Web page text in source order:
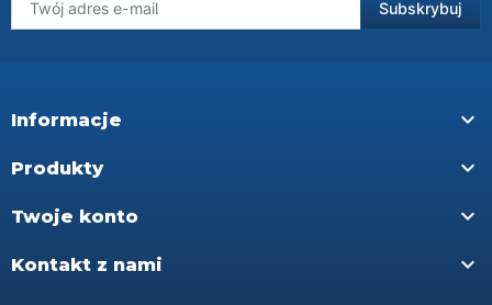
Informacje 
Produkty 
Twoje konto 
Kontakt z nami 